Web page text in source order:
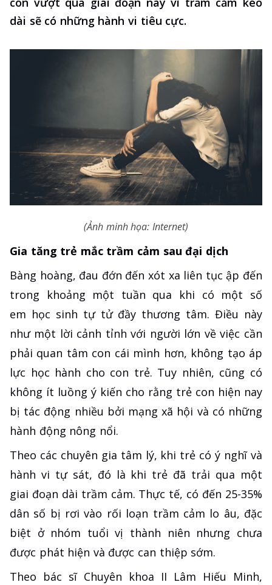
dài sẽ có những hành vi tiêu cực.
(Ảnh minh họa: Internet)
Gia tăng trẻ mắc trầm cảm sau đại dịch
Bàng hoàng, đau đớn đến xót xa liên tục ập đến
trong khoảng một tuần qua khi có một số
em học sinh tự tử đầy thương tâm. Điều này
như một lời cảnh tỉnh với người lớn về việc cần
phải quan tâm con cái mình hơn, không tạo áp
lực học hành cho con trẻ. Tuy nhiên, cũng có
không ít luồng ý kiến cho rằng trẻ con hiện nay
bị tác động nhiều bởi mạng xã hội và có những
hành động nông nổi.
Theo các chuyên gia tâm lý, khi trẻ có ý nghĩ và
hành vi tự sát, đó là khi trẻ đã trải qua một
giai đoạn dài trầm cảm. Thực tế, có đến 25-35%
dân số bị rơi vào rối loạn trầm cảm lo âu, đặc
biệt ở nhóm tuổi vị thành niên nhưng chưa
được phát hiện và được can thiệp sớm.
Theo bác sĩ Chuyên khoa II Lâm Hiếu Minh,